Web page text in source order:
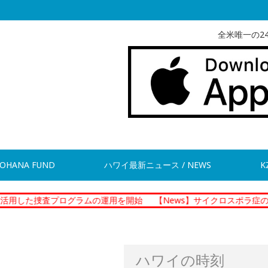
全米唯一の
FUND ハワイ最新ニュース / NEWS
グラムの運用を開始 【News】サイクロスポラ症の集団感染
ハワイの時刻